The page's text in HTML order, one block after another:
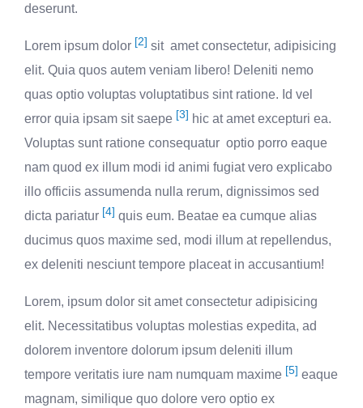
deserunt.
Lorem ipsum dolor [2] sit amet consectetur, adipisicing
elit. Quia quos autem veniam libero! Deleniti nemo
quas optio voluptas voluptatibus sint ratione. Id vel
error quia ipsam sit saepe [3] hic at amet excepturi ea.
Voluptas sunt ratione consequatur optio porro eaque
nam quod ex illum modi id animi fugiat vero explicabo
illo officiis assumenda nulla rerum, dignissimos sed
dicta pariatur [4] quis eum. Beatae ea cumque alias
ducimus quos maxime sed, modi illum at repellendus,
ex deleniti nesciunt tempore placeat in accusantium!
Lorem, ipsum dolor sit amet consectetur adipisicing
elit. Necessitatibus voluptas molestias expedita, ad
dolorem inventore dolorum ipsum deleniti illum
tempore veritatis iure nam numquam maxime [5] eaque
magnam, similique quo dolore vero optio ex